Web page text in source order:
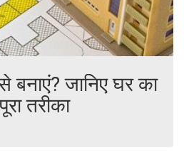
जानिए घर का
तरीका